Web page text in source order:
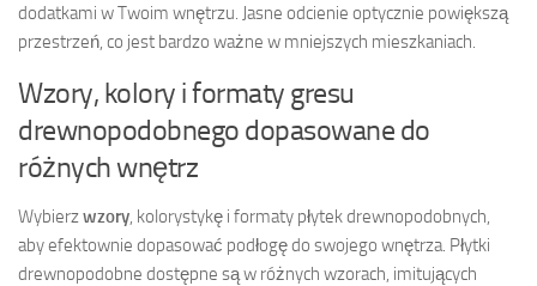
dodatkami w Twoim wnętrzu. Jasne odcienie optycznie powiększą
przestrzeń, co jest bardzo ważne w mniejszych mieszkaniach.
Wzory, kolory i formaty gresu
drewnopodobnego dopasowane do
różnych wnętrz
Wybierzwzory , kolorystykę i formaty płytek drewnopodobnych,
aby efektownie dopasować podłogę do swojego wnętrza. Płytki
drewnopodobne dostępne są w różnych wzorach, imitujących